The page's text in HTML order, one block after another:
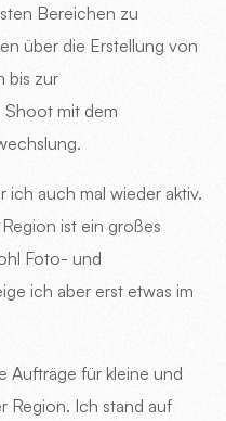
Bereichen zu
über die Erstellung von
bis zur
Shoot mit dem
ich auch mal wieder aktiv.
ist ein großes
Foto- und
ich aber erst etwas im
Aufträge für kleine und
Region. Ich stand auf